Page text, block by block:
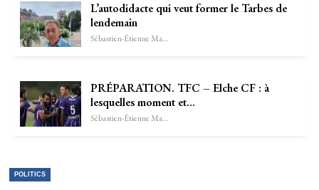
L’autodidacte qui veut former le Tarbes de
lendemain
Sébastien-Étienne Marechal
PRÉPARATION. TFC – Elche CF : à
lesquelles moment et…
Sébastien-Étienne Marechal
POLITICS